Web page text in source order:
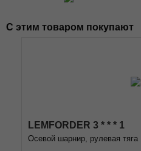
С этим товаром покупают
LEMFORDER 3 * * * 1
Осевой шарнир, рулевая тяга